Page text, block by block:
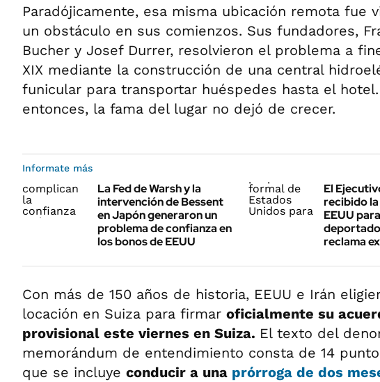
Paradójicamente, esa misma ubicación remota fue
un obstáculo en sus comienzos. Sus fundadores,
Bucher y Josef Durrer, resolvieron el problema a
XIX mediante la construcción de una central
funicular para transportar huéspedes hasta el
entonces, la fama del lugar no dejó de crecer.
Informate más
La Fed de Warsh y la
intervención de Bessent
en Japón generaron un
problema de confianza en
los bonos de EEUU
El
recibido
EEUU
reclama
Con más de 150 años de historia, EEUU e Irán
locación en Suiza para firmar oficialmente su
provisional este viernes en Suiza. El texto del
memorándum de entendimiento consta de 14
que se incluye conducir a una prórroga de dos